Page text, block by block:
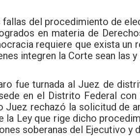
fallas del procedimiento de
en materia de
requiere que exista un
integren la Corte sean las
fue turnada al Juez de
en el Distrito Federal con
Juez rechazó la solicitud de
la Ley que rige dicho
soberanas del Ejecutivo y